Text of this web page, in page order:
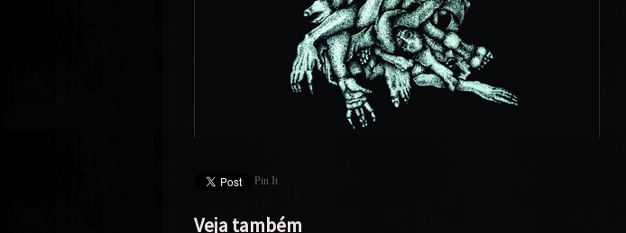
Pin It
Veja também